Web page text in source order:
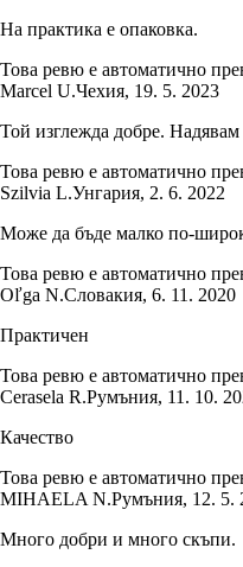
На практика е опаковка.
Това ревю е автоматично
Marcel U.Чехия, 19. 5. 2023
Той изглежда добре.
Това ревю е автоматично
Szilvia L.Унгария, 2. 6. 2022
Може да бъде малко по-
Това ревю е автоматично
Oľga N.Словакия, 6. 11. 2020
Практичен
Това ревю е автоматично
Cerasela R.Румъния, 11. 10.
Качество
Това ревю е автоматично
MIHAELA N.Румъния, 12. 5.
Много добри и много скъпи.